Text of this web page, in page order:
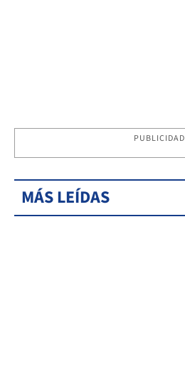
PUBLICIDAD
MÁS LEÍDAS